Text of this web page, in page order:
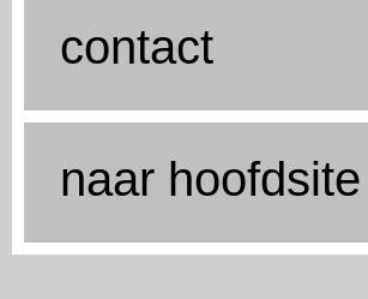
contact
naar hoofdsite